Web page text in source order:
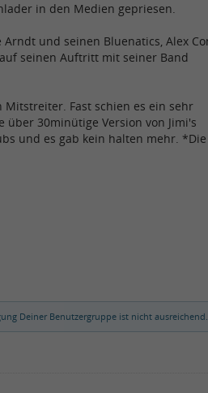
in den Medien gepriesen.
und seinen Bluenatics, Alex
seinen Auftritt mit seiner Band
Mitstreiter. Fast schien es ein sehr
über 30minütige Version von Jimi's
und es gab kein halten mehr. *Die
Deiner Benutzergruppe ist nicht ausreichend.